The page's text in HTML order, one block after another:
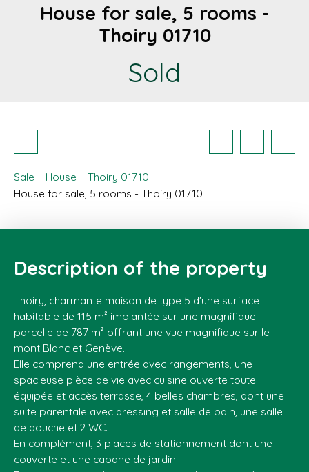
House for sale, 5 rooms -
Thoiry 01710
Sold
Sale House
Thoiry 01710
House for sale, 5 rooms - Thoiry 01710
Description of the property
Thoiry, charmante maison de type 5 d'une surface
habitable de 115 m² implantée sur une magnifique
parcelle de 787 m² offrant une vue magnifique sur le
mont Blanc et Genève.
Elle comprend une entrée avec rangements, une
spacieuse pièce de vie avec cuisine ouverte toute
équipée et accès terrasse, 4 belles chambres, dont une
suite parentale avec dressing et salle de bain, une salle
de douche et 2 WC.
En complément, 3 places de stationnement dont une
couverte et une cabane de jardin.